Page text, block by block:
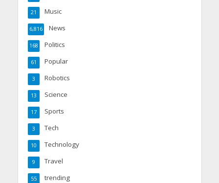
Music
21
News
6,816
Politics
168
Popular
61
Robotics
3
Science
13
Sports
17
Tech
3
Technology
10
Travel
9
trending
55